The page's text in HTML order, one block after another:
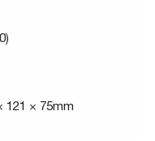
121 × 75mm